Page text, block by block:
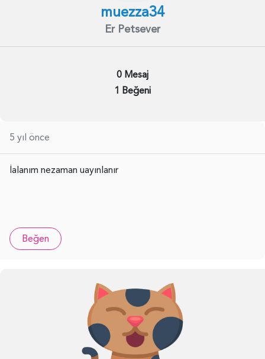
muezza34
Er Petsever
0 Mesaj
1 Beğeni
5 yıl önce
İalanım nezaman uayınlanır
Beğen